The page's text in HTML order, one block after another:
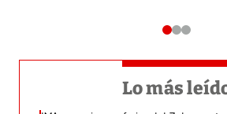
Lo más